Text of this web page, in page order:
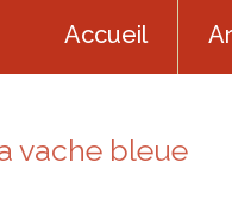
Accueil
vache bleue